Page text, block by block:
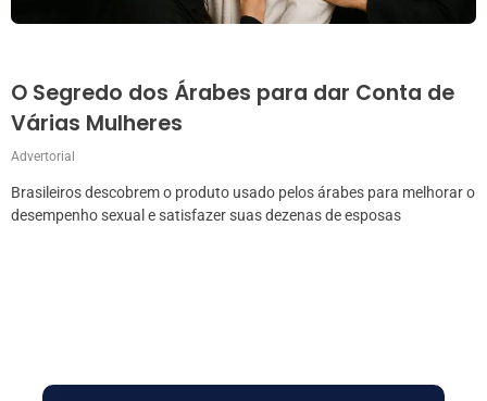
O Segredo dos Árabes para dar Conta de
Várias Mulheres
Advertorial
Brasileiros descobrem o produto usado pelos árabes para melhorar o
desempenho sexual e satisfazer suas dezenas de esposas